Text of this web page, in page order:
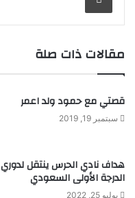
مقالات ذات صلة
قصتي مع حمود ولد اعمر
سبتمبر 19, 2019
هداف نادي الحرس ينتقل لدوري
الدرجة الأولى السعودي
يوليو 25, 2022